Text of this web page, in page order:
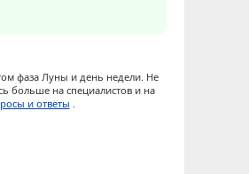
фаза Луны и день недели. Не
больше на специалистов и на
и ответы .